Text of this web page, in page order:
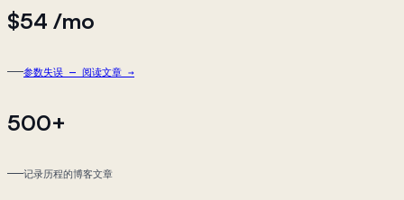
$54 /mo
参数失误 — 阅读文章 →
500+
记录历程的博客文章